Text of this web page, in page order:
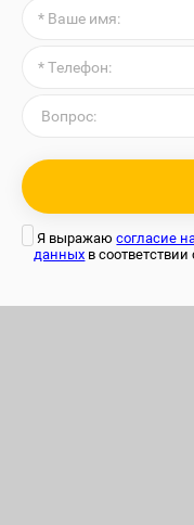
Я выражаюсогласие
данных в соответствии